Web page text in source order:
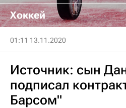
Хоккей
01:11 13.11.2020
Источник: сын
подписал
Барсом"